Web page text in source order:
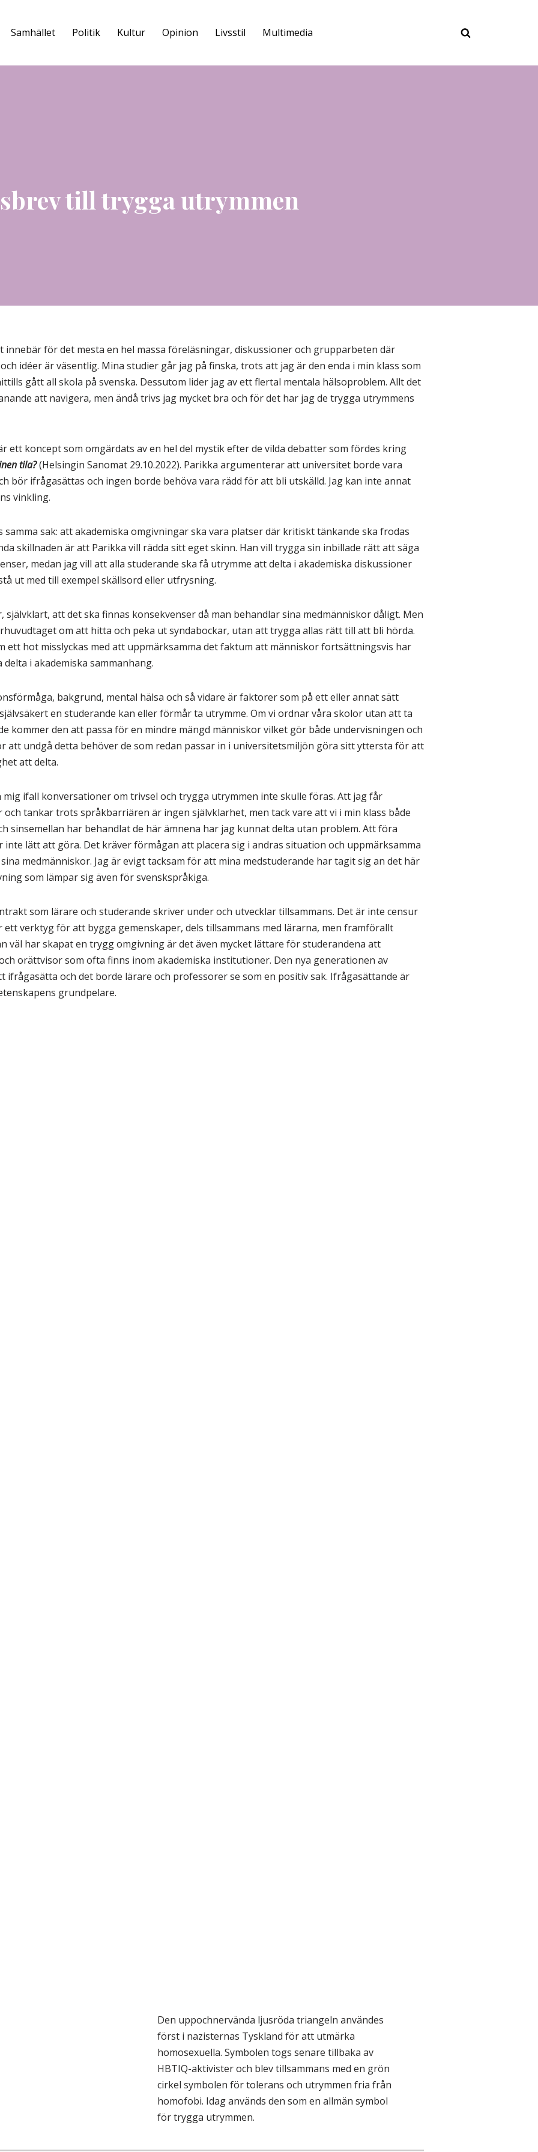
Samhället Politik Kultur Opinion Livsstil Multimedia
till trygga utrymmen
innebär för det mesta en hel massa föreläsningar, diskussioner och grupparbeten där
idéer är väsentlig. Mina studier går jag på finska, trots att jag är den enda i min klass som
gått all skola på svenska. Dessutom lider jag av ett flertal mentala hälsoproblem. Allt det
att navigera, men ändå trivs jag mycket bra och för det har jag de trygga utrymmens
ett koncept som omgärdats av en hel del mystik efter de vilda debatter som fördes kring
tila?(Helsingin Sanomat 29.10.2022). Parikka argumenterar att universitet borde vara
bör ifrågasättas och ingen borde behöva vara rädd för att bli utskälld. Jag kan inte annat
vinkling.
samma sak: att akademiska omgivningar ska vara platser där kritiskt tänkande ska frodas
skillnaden är att Parikka vill rädda sitt eget skinn. Han vill trygga sin inbillade rätt att säga
medan jag vill att alla studerande ska få utrymme att delta i akademiska diskussioner
ut med till exempel skällsord eller utfrysning.
att det ska finnas konsekvenser då man behandlar sina medmänniskor dåligt. Men
om att hitta och peka ut syndabockar, utan att trygga allas rätt till att bli hörda.
ett hot misslyckas med att uppmärksamma det faktum att människor fortsättningsvis har
i akademiska sammanhang.
bakgrund, mental hälsa och så vidare är faktorer som på ett eller annat sätt
en studerande kan eller förmår ta utrymme. Om vi ordnar våra skolor utan att ta
kommer den att passa för en mindre mängd människor vilket gör både undervisningen och
att undgå detta behöver de som redan passar in i universitetsmiljön göra sitt yttersta för att
att delta.
mig ifall konversationer om trivsel och trygga utrymmen inte skulle föras. Att jag får
tankar trots språkbarriären är ingen självklarhet, men tack vare att vi i min klass både
sinsemellan har behandlat de här ämnena har jag kunnat delta utan problem. Att föra
lätt att göra. Det kräver förmågan att placera sig i andras situation och uppmärksamma
medmänniskor. Jag är evigt tacksam för att mina medstuderande har tagit sig an det här
som lämpar sig även för svenskspråkiga.
som lärare och studerande skriver under och utvecklar tillsammans. Det är inte censur
ett verktyg för att bygga gemenskaper, dels tillsammans med lärarna, men framförallt
väl har skapat en trygg omgivning är det även mycket lättare för studerandena att
orättvisor som ofta finns inom akademiska institutioner. Den nya generationen av
ifrågasätta och det borde lärare och professorer se som en positiv sak. Ifrågasättande är
grundpelare.
Den uppochnervända ljusröda triangeln användes
först i nazisternas Tyskland för att utmärka
homosexuella. Symbolen togs senare tillbaka av
HBTIQ-aktivister och blev tillsammans med en grön
cirkel symbolen för tolerans och utrymmen fria från
homofobi. Idag används den som en allmän symbol
för trygga utrymmen.